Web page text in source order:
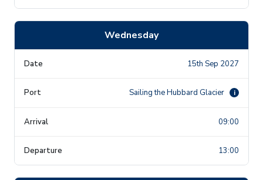
Wednesday
15th Sep 2027
Sailing the Hubbard Glacier i
09:00
13:00